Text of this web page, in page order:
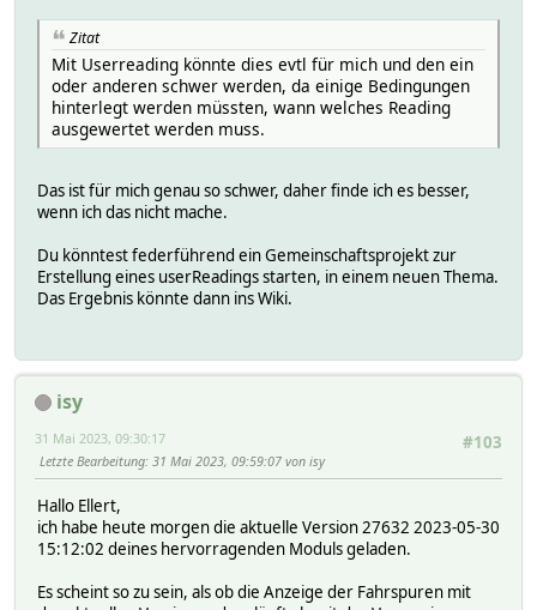
Zitat
Mit Userreading könnte dies evtl für mich und den ein
oder anderen schwer werden, da einige Bedingungen
hinterlegt werden müssten, wann welches Reading
ausgewertet werden muss.
Das ist für mich genau so schwer, daher finde ich es besser,
wenn ich das nicht mache.
Du könntest federführend ein Gemeinschaftsprojekt zur
Erstellung eines userReadings starten, in einem neuen Thema.
Das Ergebnis könnte dann ins Wiki.
isy
#103
31 Mai 2023, 09:30:17
Letzte Bearbeitung: 31 Mai 2023, 09:59:07 von isy
Hallo Ellert,
ich habe heute morgen die aktuelle Version 27632 2023-05-30
15:12:02 deines hervorragenden Moduls geladen.
Es scheint so zu sein, als ob die Anzeige der Fahrspuren mit